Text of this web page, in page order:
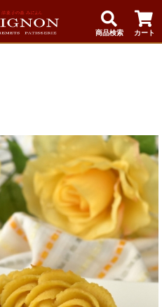
商品検索 カート